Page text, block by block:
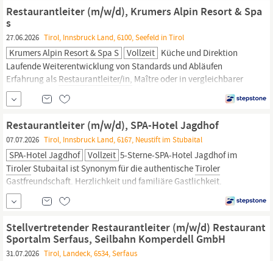
Top-Adresse der Region für Skiurlaub im Winter und Aktivurlaub
im Sommer.
Restaurantleiter (m/w/d), Krumers Alpin Resort & Spa
s
27.06.2026 Tirol, Innsbruck Land, 6100, Seefeld in Tirol
Krumers Alpin Resort & Spa S Vollzeit Küche und Direktion
Laufende Weiterentwicklung von Standards und Abläufen
Erfahrung als Restaurantleiter/in, Maître oder in vergleichbarer
Position Ausgeprägte Gastgeberpersönlichkeit mit hoher
Serviceorientierung Führungskompetenz und Freude an der Arbeit
mit einem Team Strukturierte und lösungsorientierte Arbeitsweise
Gute Fachkenntnisse im Service...
Restaurantleiter (m/w/d), SPA-Hotel Jagdhof
07.07.2026 Tirol, Innsbruck Land, 6167, Neustift im Stubaital
SPA-Hotel Jagdhof Vollzeit 5-Sterne-SPA-Hotel Jagdhof im
TirolerStubaital ist Synonym für die authentischeTiroler
Gastfreundschaft. Herzlichkeit und familiäre Gastlichkeit.
Tradition und Innovation. Und dabei absolut individuell.
Gewachsen, konstant, herzlich und echt. Auf erfrischend
extravagante Weise und höchstem Niveau. Vom exklusiven Event
über das
Stellvertretender Restaurantleiter (m/w/d) Restaurant
Sportalm Serfaus, Seilbahn Komperdell GmbH
31.07.2026 Tirol, Landeck, 6534, Serfaus